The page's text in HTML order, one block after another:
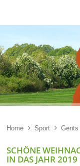
Home  Sport  Gents
SCHÖNE
IN DAS JAHR 2019